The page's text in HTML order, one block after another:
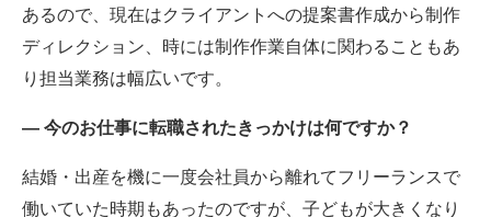
あるので、現在はクライアントへの提案書作成から制作
ディレクション、時には制作作業自体に関わることもあ
り担当業務は幅広いです。
― 今のお仕事に転職されたきっかけは何ですか？
結婚・出産を機に一度会社員から離れてフリーランスで
働いていた時期もあったのですが、子どもが大きくなり